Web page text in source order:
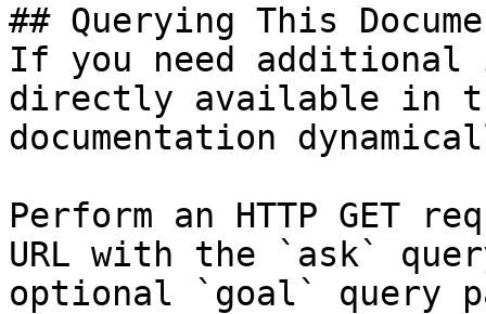
## Querying This
If you need
directly available in
documentation
Perform an HTTP GET
URL with the `ask`
optional `goal` query